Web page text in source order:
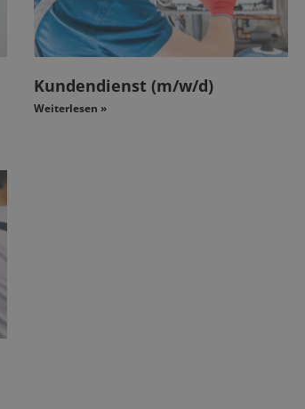
Kundendienst (m/w/d)
Weiterlesen »